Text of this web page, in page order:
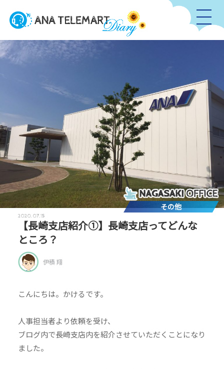
その他
2020.07.15
【長崎支店紹介①】長崎支店ってどんな
ところ？
伊積 翔
こんにちは。かけるです。
人事担当者より依頼を受け、
ブログ内で長崎支店内を紹介させていただくことになり
ました。